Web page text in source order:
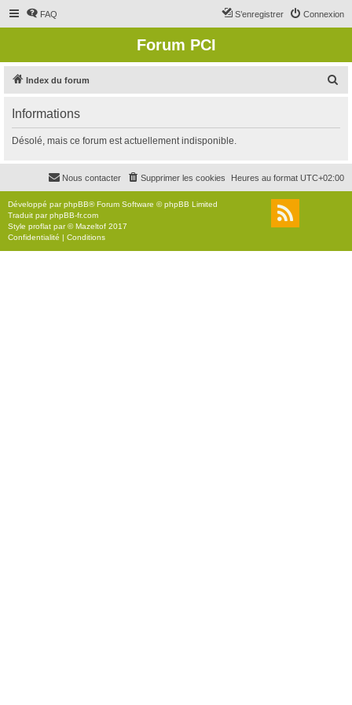
FAQ Connexion
S’enregistrer
Forum PCI
Index du forum
r
c
r
Informations
Désolé, mais ce forum est actuellement indisponible.
Heures au format UTC+02:00
Supprimer les cookies
Nous contacter
Développé parphpBB® Forum Software © phpBB Limited
Traduit parphpBB-fr.com
Style proflat par ©Mazeltof 2017
Confidentialité | Conditions